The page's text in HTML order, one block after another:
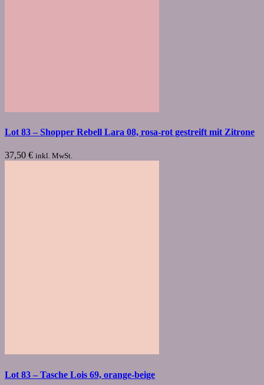
Lot 83 – Shopper Rebell Lara 08, rosa-rot gestreift mit Zitrone
37,50 € inkl. MwSt.
Lot 83 – Tasche Lois 69, orange-beige